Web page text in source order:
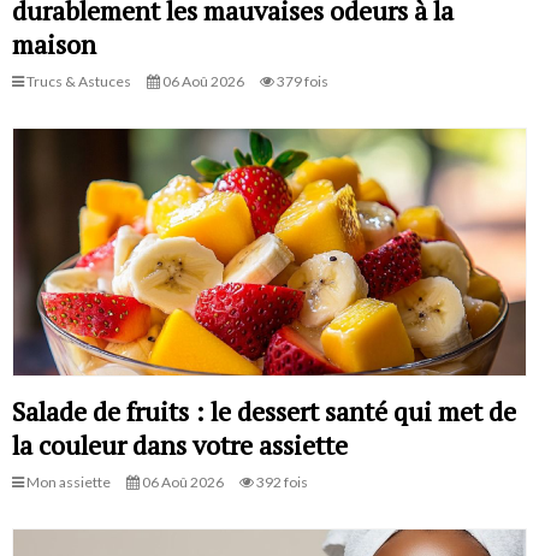
durablement les mauvaises odeurs à la
maison
Trucs & Astuces 06 Aoû 2026 379 fois
Salade de fruits : le dessert santé qui met de
la couleur dans votre assiette
Mon assiette 06 Aoû 2026 392 fois